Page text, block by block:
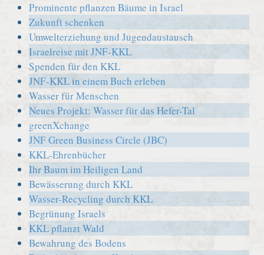
Prominente pflanzen Bäume in Israel
Zukunft schenken
Umwelterziehung und Jugendaustausch
Israelreise mit JNF-KKL
Spenden für den KKL
JNF-KKL in einem Buch erleben
Wasser für Menschen
Neues Projekt: Wasser für das Hefer-Tal
greenXchange
JNF Green Business Circle (JBC)
KKL-Ehrenbücher
Ihr Baum im Heiligen Land
Bewässerung durch KKL
Wasser-Recycling durch KKL
Begrünung Israels
KKL pflanzt Wald
Bewahrung des Bodens